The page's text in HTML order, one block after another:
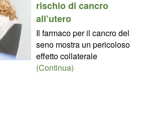
rischio di cancro
all’utero
Il farmaco per il cancro del
seno mostra un pericoloso
effetto collaterale
(Continua)